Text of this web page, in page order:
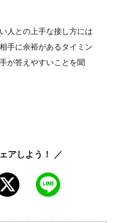
人との上手な接し方には
手に余裕があるタイミン
が答えやすいことを聞
アしよう！ ／